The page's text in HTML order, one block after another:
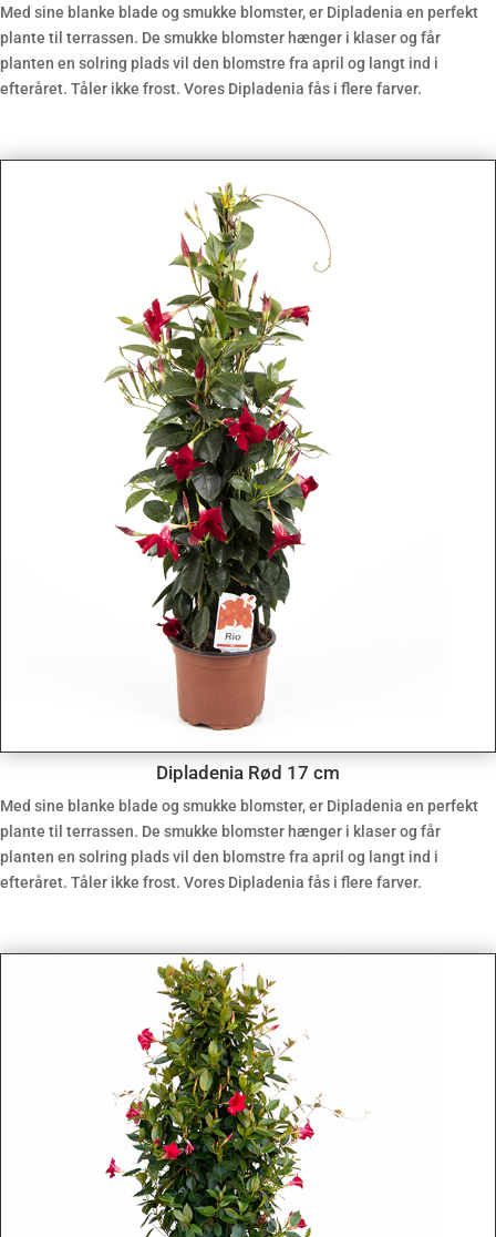
Med sine blanke blade og smukke blomster, er Dipladenia en perfekt
plante til terrassen. De smukke blomster hænger i klaser og får
planten en solring plads vil den blomstre fra april og langt ind i
efteråret. Tåler ikke frost. Vores Dipladenia fås i flere farver.
Dipladenia Rød 17 cm
Med sine blanke blade og smukke blomster, er Dipladenia en perfekt
plante til terrassen. De smukke blomster hænger i klaser og får
planten en solring plads vil den blomstre fra april og langt ind i
efteråret. Tåler ikke frost. Vores Dipladenia fås i flere farver.